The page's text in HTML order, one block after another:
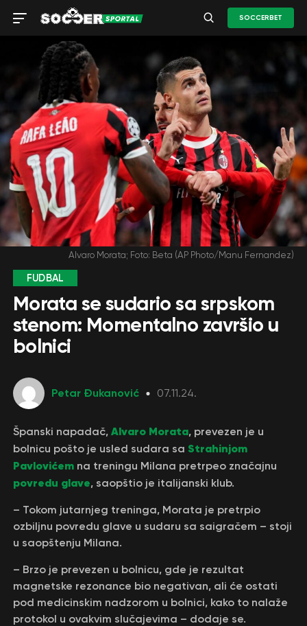
SOCCERBET
Alvaro Morata; Foto: Beta (AP Photo/Manu Fernandez)
FUDBAL
Morata se sudario sa srpskom
stenom: Momentalno završio u
bolnici
Petar Đukanović 07.11.24.
Španski napadač, Alvaro Morata, prevezen je u
bolnicu pošto je usled sudara sa Strahinjom
Pavlovićemna treningu Milana pretrpeo značajnu
povredu glave, saopštio je italijanski klub.
– Tokom jutarnjeg treninga, Morata je pretrpio
ozbiljnu povredu glave u sudaru sa saigračem – stoji
u saopštenju Milana.
– Brzo je prevezen u bolnicu, gde je rezultat
magnetske rezonance bio negativan, ali će ostati
pod medicinskim nadzorom u bolnici, kako to nalaže
protokol u ovakvim slučajevima – dodaje se.